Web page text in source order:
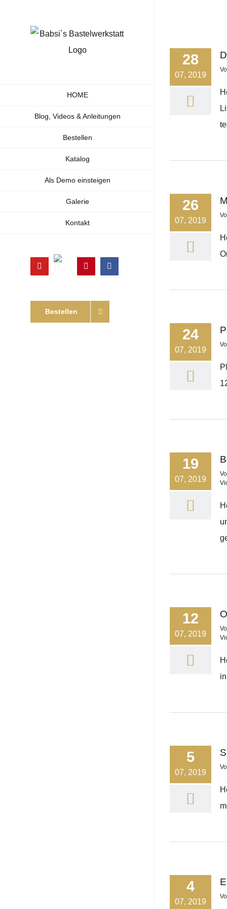
HOME
Blog, Videos & Anleitungen
Bestellen
Katalog
Als Demo einsteigen
Galerie
Kontakt
YouTube
Shop
PinterestFacebook
Bestellen
28
07, 2019
26
07, 2019
24
07, 2019
19
07, 2019
12
07, 2019
5
07, 2019
4
07, 2019